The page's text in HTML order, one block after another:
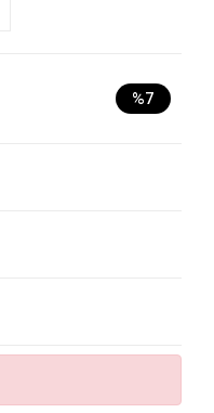
%7